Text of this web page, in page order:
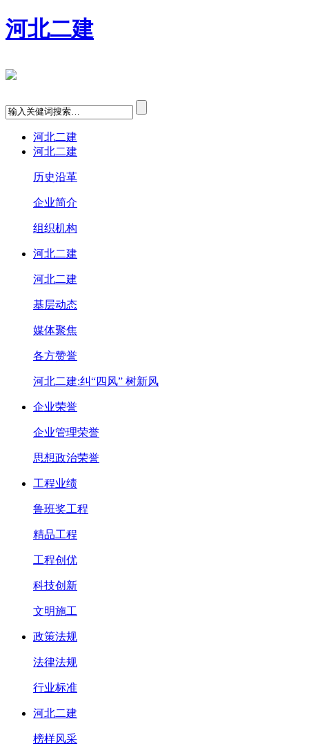
河北二建
河北二建
河北二建
历史沿革
企业简介
组织机构
河北二建
河北二建
基层动态
媒体聚焦
各方赞誉
河北二建:纠“四风” 树新风
企业荣誉
企业管理荣誉
思想政治荣誉
工程业绩
鲁班奖工程
精品工程
工程创优
科技创新
文明施工
政策法规
法律法规
行业标准
河北二建
榜样风采